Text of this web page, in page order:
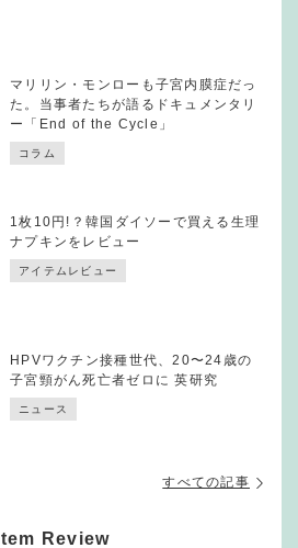
マリリン・モンローも子宮内膜症だっ
た。当事者たちが語るドキュメンタリ
ー「End of the Cycle」
コラム
1枚10円!？韓国ダイソーで買える生理
ナプキンをレビュー
アイテムレビュー
HPVワクチン接種世代、20〜24歳の
子宮頸がん死亡者ゼロに 英研究
ニュース
すべての記事
Item Review